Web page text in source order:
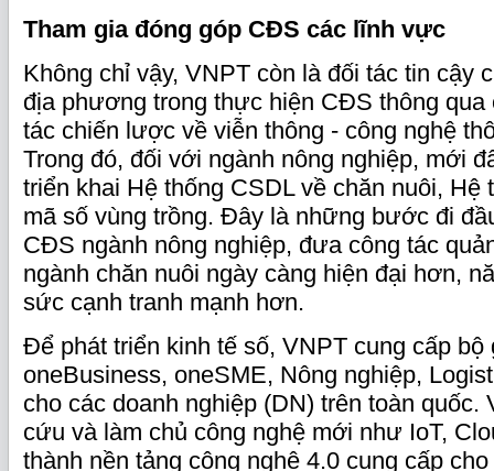
Tham gia đóng góp CĐS các lĩnh vực
Không chỉ vậy, VNPT còn là đối tác tin cậy
địa phương trong thực hiện CĐS thông qua
tác chiến lược về viễn thông - công nghệ
Trong đó, đối với ngành nông nghiệp, mới
triển khai Hệ thống CSDL về chăn nuôi, Hệ
mã số vùng trồng. Đây là những bước đi
CĐS ngành nông nghiệp, đưa công tác
ngành chăn nuôi ngày càng hiện đại hơn,
sức cạnh tranh mạnh hơn.
Để phát triển kinh tế số, VNPT cung cấp bộ
oneBusiness, oneSME, Nông nghiệp,
cho các doanh nghiệp (DN) trên toàn quốc.
cứu và làm chủ công nghệ mới như IoT,
thành nền tảng công nghệ 4.0 cung cấp